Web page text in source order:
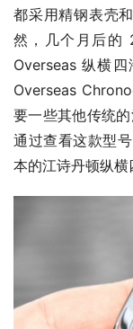
都采用精钢表壳
然，几个月后的
Overseas 纵横
Overseas
要一些其他传统
通过查看这款型
本的江诗丹顿纵横